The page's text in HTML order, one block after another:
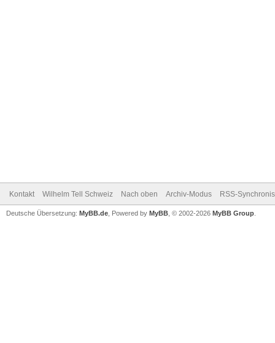
Kontakt Wilhelm Tell Schweiz Nach oben Archiv-Modus RSS-
Deutsche Übersetzung: MyBB.de , Powered by MyBB , © 2002-2026 MyBB Group